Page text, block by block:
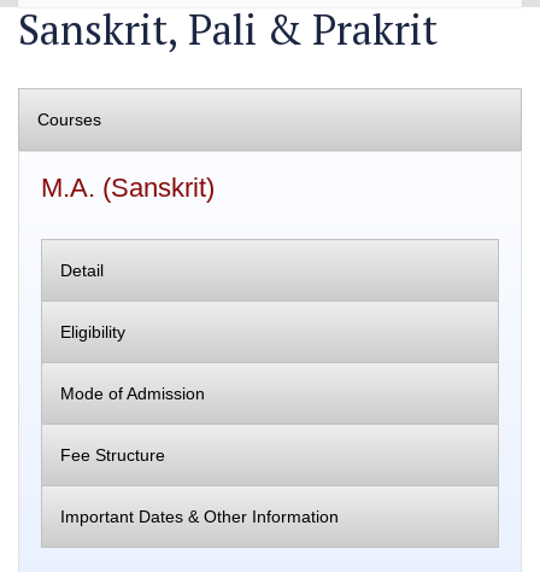
Sanskrit, Pali & Prakrit
Courses
M.A. (Sanskrit)
Detail
Eligibility
Mode of Admission
Fee Structure
Important Dates & Other Information